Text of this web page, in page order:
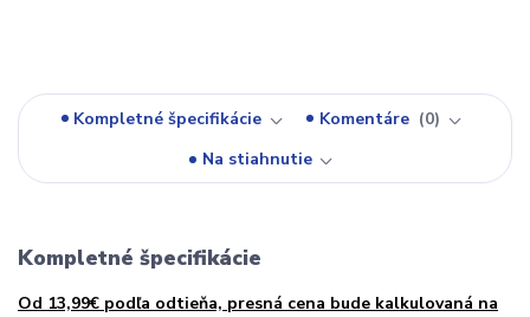
Kompletné špecifikácie Komentáre
0
Na stiahnutie
Kompletné špecifikácie
Od 13,99€ podľa odtieňa, presná cena bude kalkulovaná na